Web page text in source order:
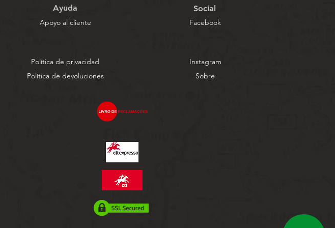
Ayuda
Apoyo al cliente
Política de privacidad
Política de devoluciones
Social
Facebook
Instagram
Sobre